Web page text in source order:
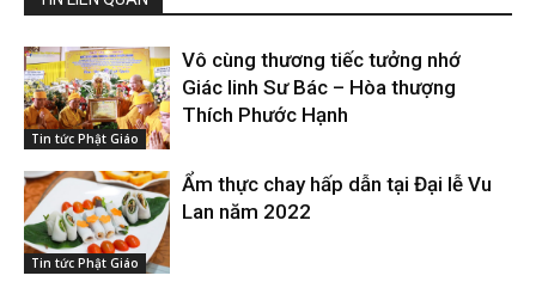
Tin tức Phật Giáo
Vô cùng thương tiếc tưởng nhớ
Giác linh Sư Bác – Hòa thượng
Thích Phước Hạnh
Tin tức Phật Giáo
Ẩm thực chay hấp dẫn tại Đại lễ Vu
Lan năm 2022